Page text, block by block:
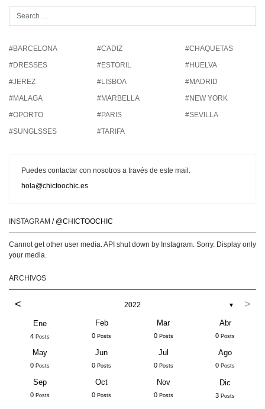
#BARCELONA #CADIZ
#CHAQUETAS
#DRESSES
#ESTORIL
#HUELVA
#JEREZ
#LISBOA
#MADRID
#MALAGA
#MARBELLA
#NEW YORK
#OPORTO
#PARIS
#SEVILLA
#SUNGLSSES
#TARIFA
Puedes contactar con nosotros a través de este mail.
hola@chictoochic.es
INSTAGRAM / @CHICTOOCHIC
Cannot get other user media. API shut down by Instagram. Sorry. Display only
your media.
ARCHIVOS
< 2022 ▼ >
Ene
4 Posts
Feb
0 Posts
Mar
0 Posts
Abr
0 Posts
May
0 Posts
Jun
0 Posts
Jul
0 Posts
Ago
0 Posts
Sep
0 Posts
Oct
0 Posts
Nov
0 Posts
Dic
3 Posts